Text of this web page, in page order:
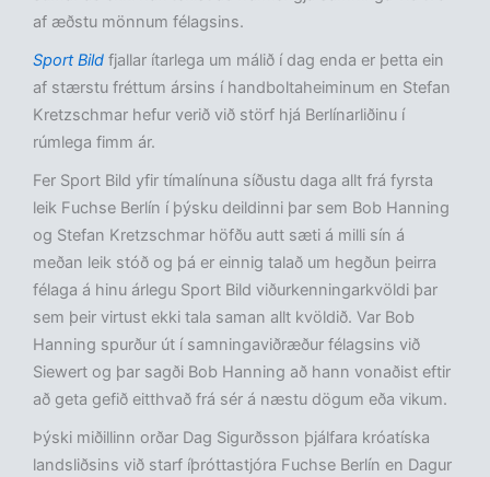
af æðstu mönnum félagsins.
Sport Bild fjallar ítarlega um málið í dag enda er þetta ein
af stærstu fréttum ársins í handboltaheiminum en Stefan
Kretzschmar hefur verið við störf hjá Berlínarliðinu í
rúmlega fimm ár.
Fer Sport Bild yfir tímalínuna síðustu daga allt frá fyrsta
leik Fuchse Berlín í þýsku deildinni þar sem Bob Hanning
og Stefan Kretzschmar höfðu autt sæti á milli sín á
meðan leik stóð og þá er einnig talað um hegðun þeirra
félaga á hinu árlegu Sport Bild viðurkenningarkvöldi þar
sem þeir virtust ekki tala saman allt kvöldið. Var Bob
Hanning spurður út í samningaviðræður félagsins við
Siewert og þar sagði Bob Hanning að hann vonaðist eftir
að geta gefið eitthvað frá sér á næstu dögum eða vikum.
Þýski miðillinn orðar Dag Sigurðsson þjálfara króatíska
landsliðsins við starf íþróttastjóra Fuchse Berlín en Dagur